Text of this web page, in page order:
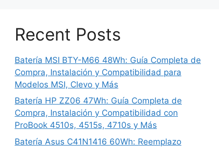
Recent Posts
Batería MSI BTY-M66 48Wh: Guía Completa de
Compra, Instalación y Compatibilidad para
Modelos MSI, Clevo y Más
Batería HP ZZ06 47Wh: Guía Completa de
Compra, Instalación y Compatibilidad con
ProBook 4510s, 4515s, 4710s y Más
Batería Asus C41N1416 60Wh: Reemplazo